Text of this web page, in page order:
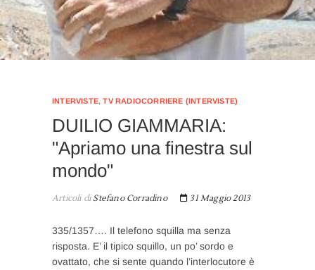
INTERVISTE,TV RADIOCORRIERE (INTERVISTE)
DUILIO GIAMMARIA:
"Apriamo una finestra sul
mondo"
Articoli diStefano Corradino 31 Maggio 2013
335/1357…. Il telefono squilla ma senza
risposta. E’ il tipico squillo, un po’ sordo e
ovattato, che si sente quando l’interlocutore è